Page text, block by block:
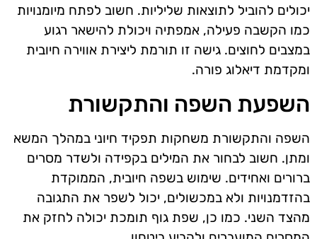
יכולים להוביל לתוצאות שליליות. חשוב לפתח מיומנויות
כמו הקשבה פעילה, אמפתיה ויכולת להישאר רגוע
במצבים לחוצים. גישה זו תורמת ליצירת אווירה חיובית
ומקדמת דיאלוג פורה.
השפעת השפה והתקשורת
השפה והתקשורת משחקות תפקיד חיוני במהלך המשא
ומתן. חשוב לבחור את המילים בקפידה ולשדר מסרים
ברורים ואחידים. שימוש בשפה חיובית, הממוקדת
בהזדמנויות ולא במכשולים, יכול לשפר את התגובה
מהצד השני. כמו כן, שפת גוף תומכת יכולה לחזק את